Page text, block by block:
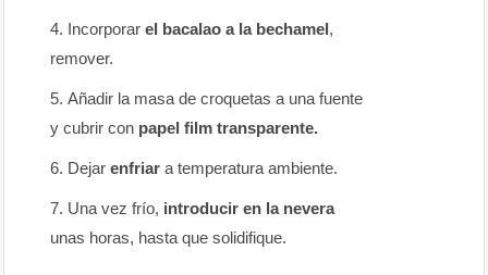
Incorporarel bacalao a la bechamel,
remover.
Añadir la masa de croquetas a una fuente
y cubrir con papel film transparente.
Dejarenfriar a temperatura ambiente.
Una vez frío, introducir en la nevera
unas horas, hasta que solidifique.